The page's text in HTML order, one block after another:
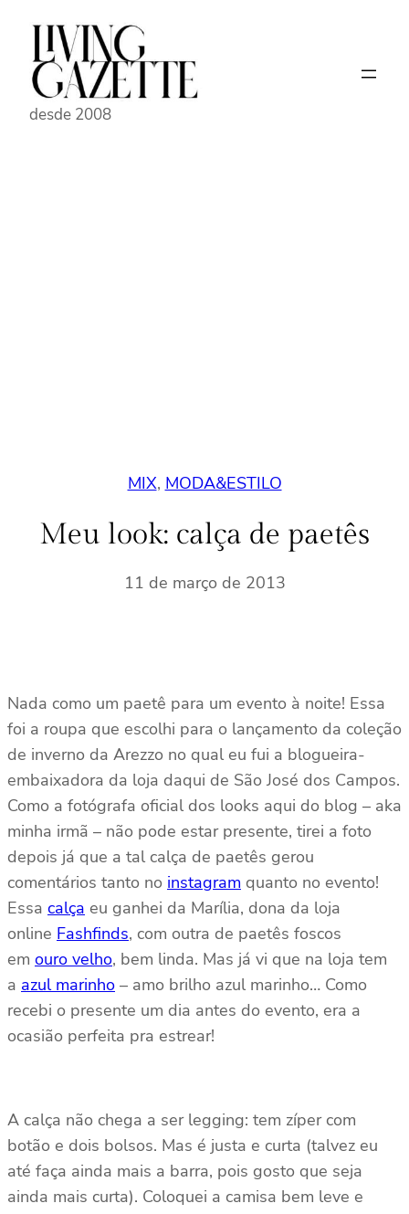
Pular
conteúdo
desde 2008
MIX, MODA&ESTILO
Meu look: calça de paetês
11 de março de 2013
Nada como um paetê para um evento à noite! Essa
foi a roupa que escolhi para o lançamento da coleção
de inverno da Arezzo no qual eu fui a blogueira-
embaixadora da loja daqui de São José dos Campos.
Como a fotógrafa oficial dos looks aqui do blog – aka
minha irmã – não pode estar presente, tirei a foto
depois já que a tal calça de paetês gerou
comentários tanto no instagram quanto no evento!
Essa calça eu ganhei da Marília, dona da loja
online Fashfinds, com outra de paetês foscos
em ouro velho, bem linda. Mas já vi que na loja tem
a azul marinho – amo brilho azul marinho… Como
recebi o presente um dia antes do evento, era a
ocasião perfeita pra estrear!
A calça não chega a ser legging: tem zíper com
botão e dois bolsos. Mas é justa e curta (talvez eu
até faça ainda mais a barra, pois gosto que seja
ainda mais curta). Coloquei a camisa bem leve e